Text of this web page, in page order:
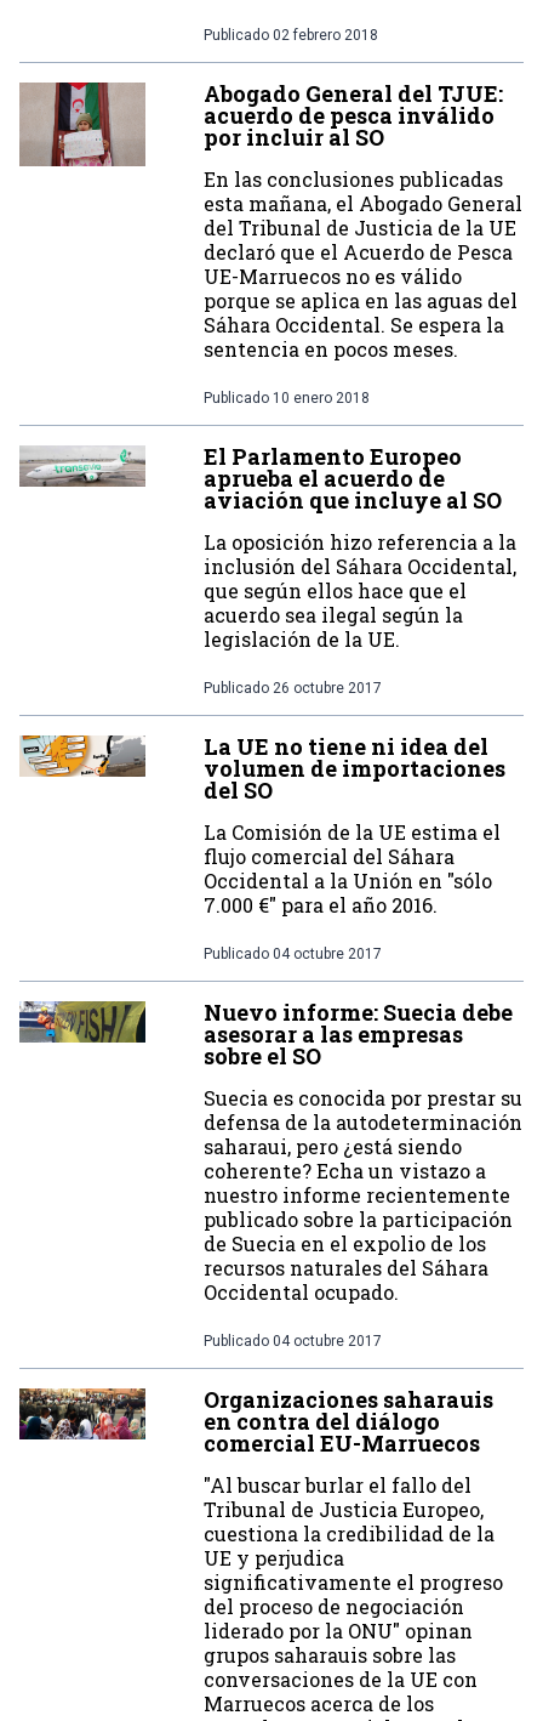
Publicado 02 febrero 2018
Abogado General del TJUE:
acuerdo de pesca inválido
por incluir al SO
En las conclusiones publicadas
esta mañana, el Abogado General
del Tribunal de Justicia de la UE
declaró que el Acuerdo de Pesca
UE-Marruecos no es válido
porque se aplica en las aguas del
Sáhara Occidental. Se espera la
sentencia en pocos meses.
Publicado 10 enero 2018
El Parlamento Europeo
aprueba el acuerdo de
aviación que incluye al SO
La oposición hizo referencia a la
inclusión del Sáhara Occidental,
que según ellos hace que el
acuerdo sea ilegal según la
legislación de la UE.
Publicado 26 octubre 2017
La UE no tiene ni idea del
volumen de importaciones
del SO
La Comisión de la UE estima el
flujo comercial del Sáhara
Occidental a la Unión en "sólo
7.000 €" para el año 2016.
Publicado 04 octubre 2017
Nuevo informe: Suecia debe
asesorar a las empresas
sobre el SO
Suecia es conocida por prestar su
defensa de la autodeterminación
saharaui, pero ¿está siendo
coherente? Echa un vistazo a
nuestro informe recientemente
publicado sobre la participación
de Suecia en el expolio de los
recursos naturales del Sáhara
Occidental ocupado.
Publicado 04 octubre 2017
Organizaciones saharauis
en contra del diálogo
comercial EU-Marruecos
"Al buscar burlar el fallo del
Tribunal de Justicia Europeo,
cuestiona la credibilidad de la
UE y perjudica
significativamente el progreso
del proceso de negociación
liderado por la ONU" opinan
grupos saharauis sobre las
conversaciones de la UE con
Marruecos acerca de los